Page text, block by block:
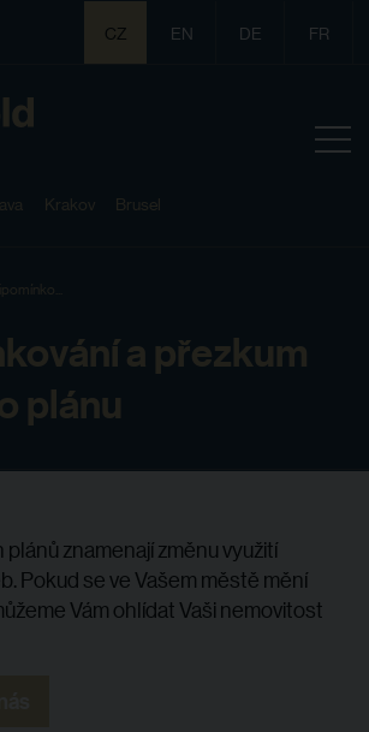
CZ EN DE FR
Krakov Brusel
a přezkum
plánu
znamenají změnu využití
Pokud se ve Vašem městě mění
Vám ohlídat Vaši nemovitost